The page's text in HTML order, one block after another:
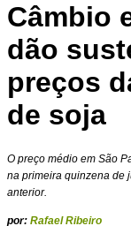
Câmbio
dão
preços
de soja
O preço médio em São
na primeira quinzena de
anterior.
por: Rafael Ribeiro